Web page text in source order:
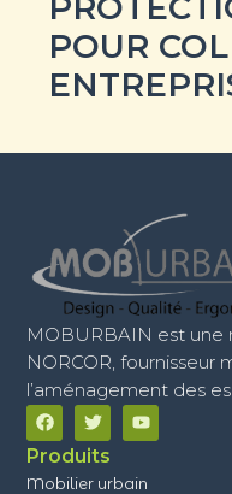
POUR
MOBURBAIN est
NORCOR, fournisseur
l’aménagement des
Produits
Mobilier urbain